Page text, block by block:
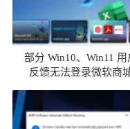
部分 Win10、Win11 用
反馈无法登录微软商